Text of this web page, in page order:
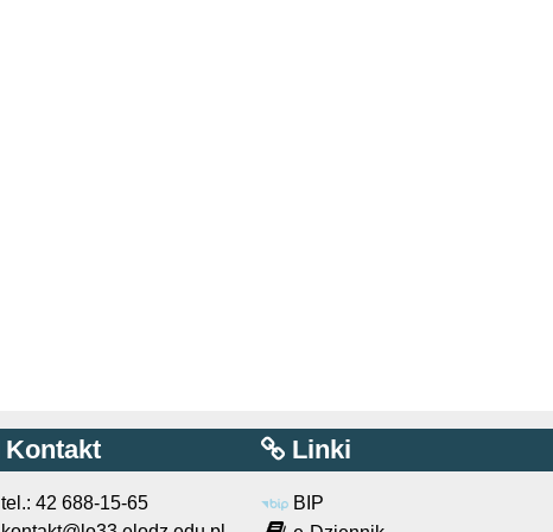
Kontakt
tel.: 42 688-15-65
Linki
BIP